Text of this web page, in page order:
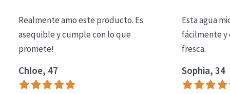
Essentials
Lift+
Expert
Realmente amo este producto. Es
asequible y cumple con lo que
promete!
Chloe, 47
Esta agua
fácilmente y
fresca.
Sophia, 34